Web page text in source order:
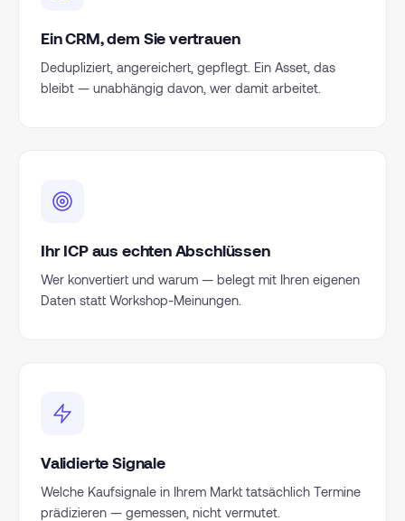
Ein CRM, dem Sie vertrauen
Dedupliziert, angereichert, gepflegt. Ein Asset, das
bleibt — unabhängig davon, wer damit arbeitet.
Ihr ICP aus echten Abschlüssen
Wer konvertiert und warum — belegt mit Ihren eigenen
Daten statt Workshop-Meinungen.
Validierte Signale
Welche Kaufsignale in Ihrem Markt tatsächlich Termine
prädizieren — gemessen, nicht vermutet.